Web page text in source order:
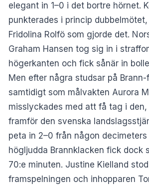
elegant in 1–0 i det bortre hörnet.
punkterades i princip
Fridolina Rolfö som gjorde det.
Graham Hansen tog sig in i
högerkanten och fick sånär in
Men efter några studsar på
samtidigt som målvakten Aurora
misslyckades med att få tag i den,
framför den svenska
peta in 2–0 från någon decimeters
högljudda Brannklacken fick dock
70:e minuten. Justine Kielland
framspelningen och inhopparen